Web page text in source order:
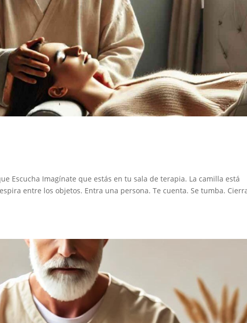
Escucha Imagínate que estás en tu sala de terapia. La camilla está
entre los objetos. Entra una persona. Te cuenta. Se tumba.